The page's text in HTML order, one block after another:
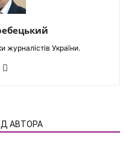
журналістів України.
АВТОРА